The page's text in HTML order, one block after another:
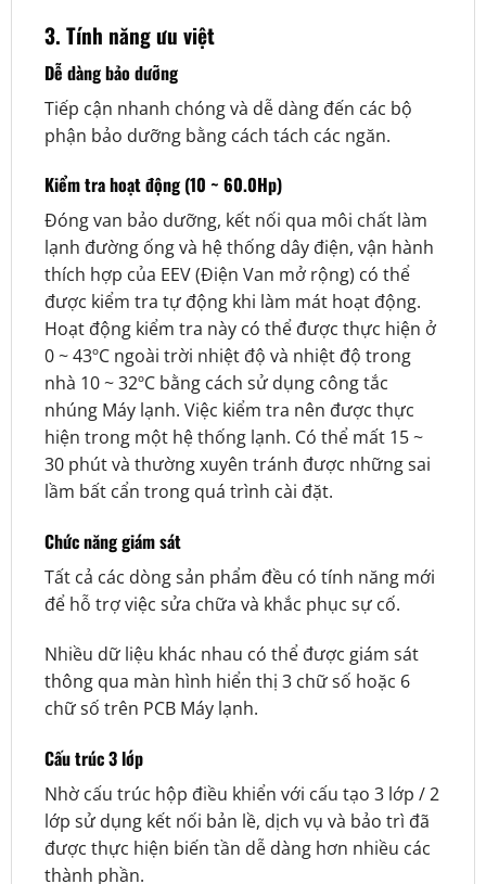
3. Tính năng ưu việt
Dễ dàng bảo dưỡng
Tiếp cận nhanh chóng và dễ dàng đến các bộ
phận bảo dưỡng bằng cách tách các ngăn.
Kiểm tra hoạt động (10 ~ 60.0Hp)
Đóng van bảo dưỡng, kết nối qua môi chất làm
lạnh đường ống và hệ thống dây điện, vận hành
thích hợp của EEV (Điện Van mở rộng) có thể
được kiểm tra tự động khi làm mát hoạt động.
Hoạt động kiểm tra này có thể được thực hiện ở
0 ~ 43ºC ngoài trời nhiệt độ và nhiệt độ trong
nhà 10 ~ 32ºC bằng cách sử dụng công tắc
nhúng Máy lạnh. Việc kiểm tra nên được thực
hiện trong một hệ thống lạnh. Có thể mất 15 ~
30 phút và thường xuyên tránh được những sai
lầm bất cẩn trong quá trình cài đặt.
Chức năng giám sát
Tất cả các dòng sản phẩm đều có tính năng mới
để hỗ trợ việc sửa chữa và khắc phục sự cố.
Nhiều dữ liệu khác nhau có thể được giám sát
thông qua màn hình hiển thị 3 chữ số hoặc 6
chữ số trên PCB Máy lạnh.
Cấu trúc 3 lớp
Nhờ cấu trúc hộp điều khiển với cấu tạo 3 lớp / 2
lớp sử dụng kết nối bản lề, dịch vụ và bảo trì đã
được thực hiện biến tần dễ dàng hơn nhiều các
thành phần.